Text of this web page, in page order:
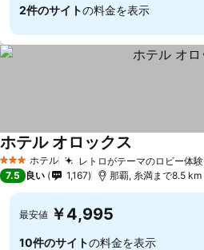
2件のサイトの料金を表示
3 ホテルのランク
ホテル レトロがテーマのロビー体験
ホテル オロックス
7.5 良い 1,167 那覇, 糸満まで8.5 km
最安値 ￥4,995
10件のサイトの料金を表示